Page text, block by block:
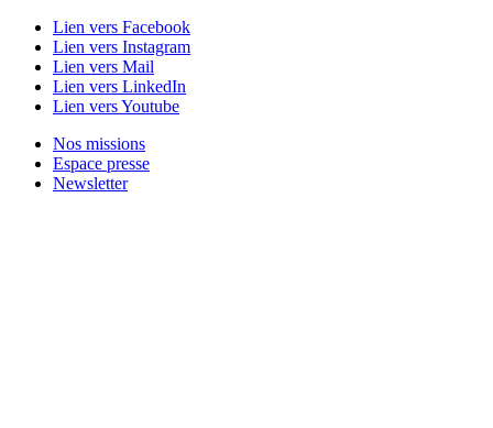
Lien vers Facebook
Lien vers Instagram
Lien vers Mail
Lien vers LinkedIn
Lien vers Youtube
Nos missions
Espace presse
Newsletter